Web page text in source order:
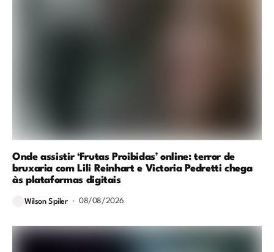
Onde assistir ‘Frutas Proibidas’ online: terror de
bruxaria com Lili Reinhart e Victoria Pedretti chega
às plataformas digitais
Wilson Spiler 08/08/2026